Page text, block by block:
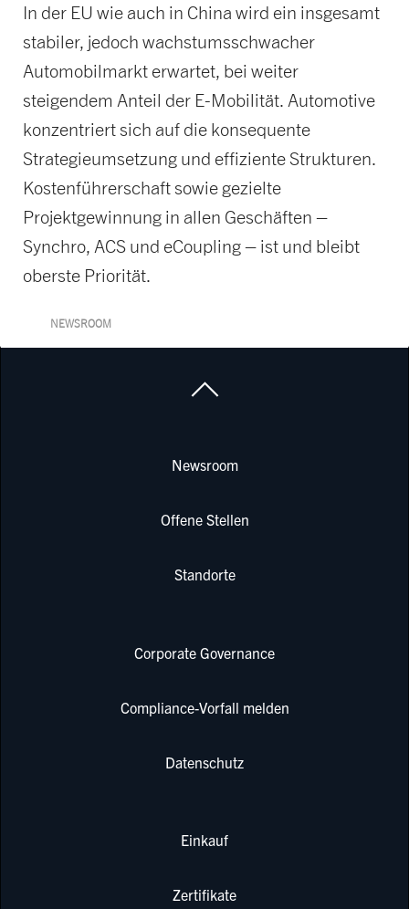
In der EU wie auch in China wird ein insgesamt
stabiler, jedoch wachstumsschwacher
Automobilmarkt erwartet, bei weiter
steigendem Anteil der E-Mobilität. Automotive
konzentriert sich auf die konsequente
Strategieumsetzung und effiziente Strukturen.
Kostenführerschaft sowie gezielte
Projektgewinnung in allen Geschäften –
Synchro, ACS und eCoupling – ist und bleibt
oberste Priorität.
NEWSROOM
Newsroom
Offene Stellen
Standorte
Corporate Governance
Compliance-Vorfall melden
Datenschutz
Einkauf
Zertifikate